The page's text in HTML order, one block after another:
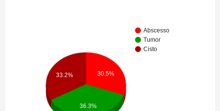
Abscesso
Tumor
Cisto
30.5%
33.2%
36.3%